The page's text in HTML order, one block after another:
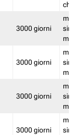
3000 giorni
3000 giorni
3000 giorni
3000 giorni